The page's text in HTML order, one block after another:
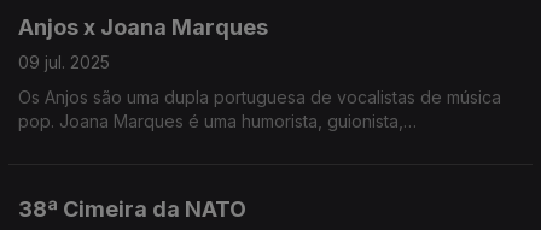
Anjos x Joana Marques
09 jul. 2025
Os Anjos são uma dupla portuguesa de vocalistas de música
pop. Joana Marques é uma humorista, guionista,
38ª Cimeira da NATO